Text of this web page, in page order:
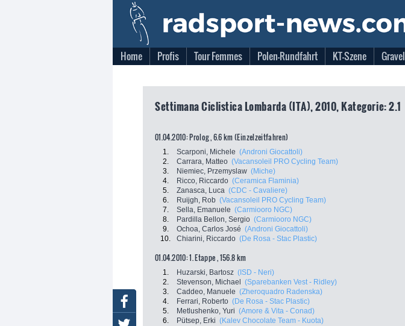
Home Profis Tour Femmes Polen-Rundfahrt KT-Szene Gravel
Settimana Ciclistica Lombarda (ITA), 2010, Kategorie: 2.1
01.04.2010: Prolog , 6.6 km (Einzelzeitfahren)
1. Scarponi, Michele (Androni Giocattoli)
2.
Carrara, Matteo (Vacansoleil PRO Cycling Team)
3.
Niemiec, Przemyslaw (Miche)
4.
Ricco, Riccardo (Ceramica Flaminia)
5.
Zanasca, Luca (CDC - Cavaliere)
6.
Ruijgh, Rob (Vacansoleil PRO Cycling Team)
7.
Sella, Emanuele (Carmiooro NGC)
8.
Pardilla Bellon, Sergio (Carmiooro NGC)
9.
Ochoa, Carlos José (Androni Giocattoli)
10.
Chiarini, Riccardo (De Rosa - Stac Plastic)
01.04.2010: 1. Etappe , 156.8 km
1. Huzarski, Bartosz (ISD - Neri)
2.
Stevenson, Michael (Sparebanken Vest - Ridley)
3.
Caddeo, Manuele (Zheroquadro Radenska)
4.
Ferrari, Roberto (De Rosa - Stac Plastic)
5.
Metlushenko, Yuri (Amore & Vita - Conad)
6.
Pütsep, Erki (Kalev Chocolate Team - Kuota)
Facebook